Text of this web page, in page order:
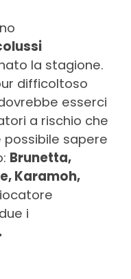
la stagione.
difficoltoso
esserci
a rischio che
possibile sapere
Brunetta,
Karamoh,
i